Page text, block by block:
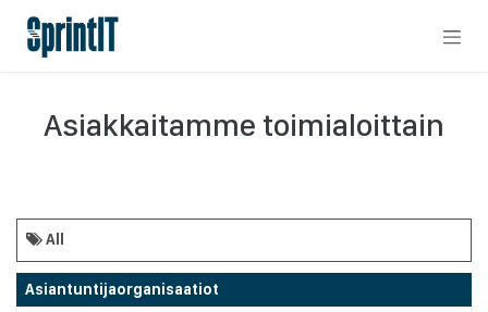
Asiakkaitamme toimialoittain
All
Asiantuntijaorganisaatiot